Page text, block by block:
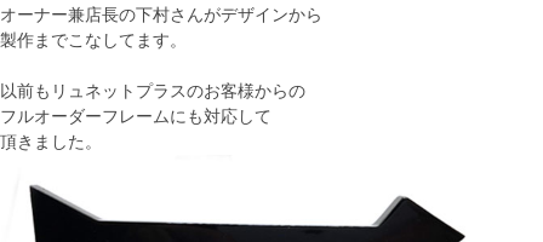
オーナー兼店長の下村さんがデザインから
製作までこなしてます。
以前もリュネットプラスのお客様からの
フルオーダーフレームにも対応して
頂きました。